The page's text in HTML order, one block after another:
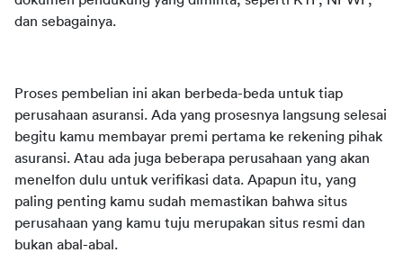
dan sebagainya.
Proses pembelian ini akan berbeda-beda untuk tiap
perusahaan asuransi. Ada yang prosesnya langsung selesai
begitu kamu membayar premi pertama ke rekening pihak
asuransi. Atau ada juga beberapa perusahaan yang akan
menelfon dulu untuk verifikasi data. Apapun itu, yang
paling penting kamu sudah memastikan bahwa situs
perusahaan yang kamu tuju merupakan situs resmi dan
bukan abal-abal.